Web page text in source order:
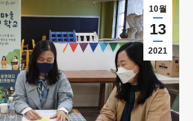
10월
13
2021